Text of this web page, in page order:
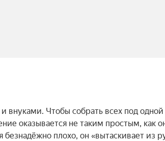
внуками. Чтобы собрать всех под одной
оказывается не таким простым, как
плохо, он «вытаскивает из